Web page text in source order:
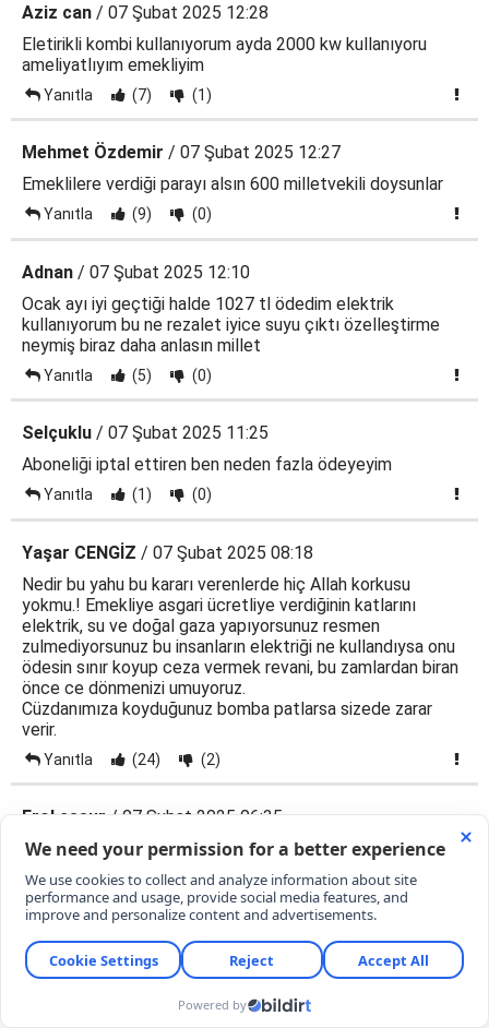
Aziz can / 07 Şubat 2025 12:28
Eletirikli kombi kullanıyorum ayda 2000 kw kullanıyoru
ameliyatlıyım emekliyim
Yanıtla (7) (1)
Mehmet Özdemir / 07 Şubat 2025 12:27
Emeklilere verdiği parayı alsın 600 milletvekili doysunlar
Yanıtla (9) (0)
Adnan / 07 Şubat 2025 12:10
Ocak ayı iyi geçtiği halde 1027 tl ödedim elektrik
kullanıyorum bu ne rezalet iyice suyu çıktı özelleştirme
neymiş biraz daha anlasın millet
Yanıtla (5) (0)
Selçuklu / 07 Şubat 2025 11:25
Aboneliği iptal ettiren ben neden fazla ödeyeyim
Yanıtla (1) (0)
Yaşar CENGİZ / 07 Şubat 2025 08:18
Nedir bu yahu bu kararı verenlerde hiç Allah korkusu
yokmu.! Emekliye asgari ücretliye verdiğinin katlarını
elektrik, su ve doğal gaza yapıyorsunuz resmen
zulmediyorsunuz bu insanların elektriği ne kullandıysa onu
ödesin sınır koyup ceza vermek revani, bu zamlardan biran
önce ce dönmenizi umuyoruz.
Cüzdanımıza koyduğunuz bomba patlarsa sizede zarar
verir.
Yanıtla (24) (2)
Erol cesur/ 07 Şubat 2025 06:35
Yine varlıklı olana göre yaşa cikiyor aslında iyide oluyor az
nasil adaletli degilmi aslında az kullanana yüzde 200 zam
yapsalar daha adil olurdu
Yanıtla (3) (3)
/ 07 Şubat 2025 03:08